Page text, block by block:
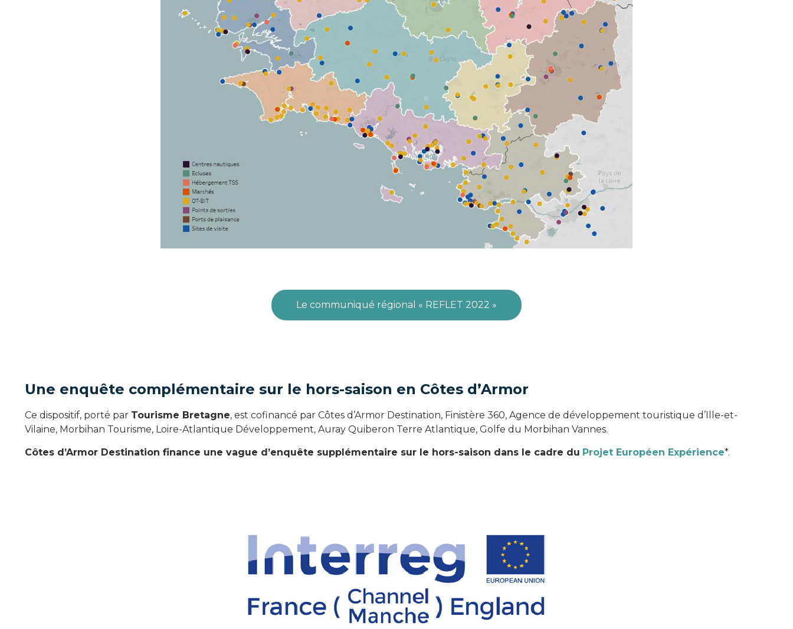
Le communiqué régional « REFLET 2022 »
Une enquête complémentaire sur le hors-saison en Côtes d’Armor
Ce dispositif, porté par Tourisme Bretagne, est cofinancé par Côtes d’Armor Destination, Finistère 360, Agence de développement touristique d’Ille-et-
Vilaine, Morbihan Tourisme, Loire-Atlantique Développement, Auray Quiberon Terre Atlantique, Golfe du Morbihan Vannes.
Côtes d’Armor Destination finance une vague d’enquête supplémentaire sur le hors-saison dans le cadre du Projet Européen Expérience*.